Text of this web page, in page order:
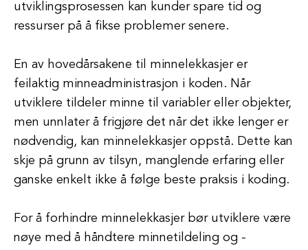
utviklingsprosessen kan kunder spare tid og
ressurser på å fikse problemer senere.
En av hovedårsakene til minnelekkasjer er
feilaktig minneadministrasjon i koden. Når
utviklere tildeler minne til variabler eller objekter,
men unnlater å frigjøre det når det ikke lenger er
nødvendig, kan minnelekkasjer oppstå. Dette kan
skje på grunn av tilsyn, manglende erfaring eller
ganske enkelt ikke å følge beste praksis i koding.
For å forhindre minnelekkasjer bør utviklere være
nøye med å håndtere minnetildeling og -